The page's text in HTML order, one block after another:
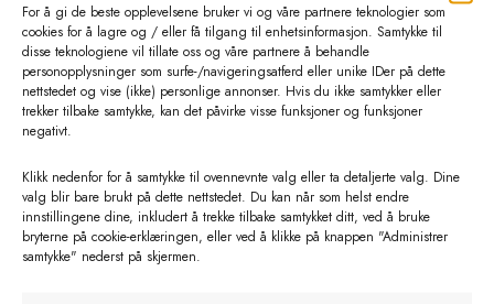
For å gi de beste opplevelsene bruker vi og våre partnere teknologier som
cookies for å lagre og / eller få tilgang til enhetsinformasjon. Samtykke til
disse teknologiene vil tillate oss og våre partnere å behandle
personopplysninger som surfe-/navigeringsatferd eller unike IDer på dette
nettstedet og vise (ikke) personlige annonser. Hvis du ikke samtykker eller
trekker tilbake samtykke, kan det påvirke visse funksjoner og funksjoner
negativt.
Klikk nedenfor for å samtykke til ovennevnte valg eller ta detaljerte valg. Dine
valg blir bare brukt på dette nettstedet. Du kan når som helst endre
innstillingene dine, inkludert å trekke tilbake samtykket ditt, ved å bruke
bryterne på cookie-erklæringen, eller ved å klikke på knappen "Administrer
samtykke" nederst på skjermen.
AKO Power Profi NDi 15000. 230
V power supply
Legg i handlekurv